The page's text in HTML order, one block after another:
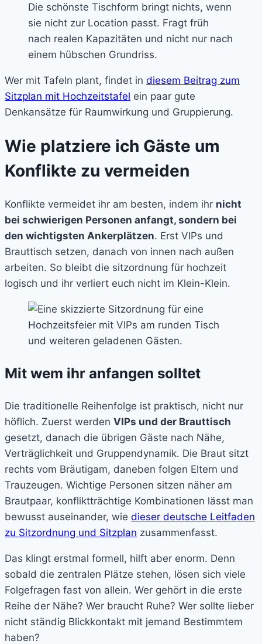
Die schönste Tischform bringt nichts, wenn
sie nicht zur Location passt. Fragt früh
nach realen Kapazitäten und nicht nur nach
einem hübschen Grundriss.
Wer mit Tafeln plant, findet in diesem Beitrag zum
Sitzplan mit Hochzeitstafel ein paar gute
Denkansätze für Raumwirkung und Gruppierung.
Wie platziere ich Gäste um
Konflikte zu vermeiden
Konflikte vermeidet ihr am besten, indem ihr nicht
bei schwierigen Personen anfangt, sondern bei
den wichtigsten Ankerplätzen. Erst VIPs und
Brauttisch setzen, danach von innen nach außen
arbeiten. So bleibt die sitzordnung für hochzeit
logisch und ihr verliert euch nicht im Klein-Klein.
Mit wem ihr anfangen solltet
Die traditionelle Reihenfolge ist praktisch, nicht nur
höflich. Zuerst werden VIPs und der Brauttisch
gesetzt, danach die übrigen Gäste nach Nähe,
Verträglichkeit und Gruppendynamik. Die Braut sitzt
rechts vom Bräutigam, daneben folgen Eltern und
Trauzeugen. Wichtige Personen sitzen näher am
Brautpaar, konfliktträchtige Kombinationen lässt man
bewusst auseinander, wie dieser deutsche Leitfaden
zu Sitzordnung und Sitzplan zusammenfasst.
Das klingt erstmal formell, hilft aber enorm. Denn
sobald die zentralen Plätze stehen, lösen sich viele
Folgefragen fast von allein. Wer gehört in die erste
Reihe der Nähe? Wer braucht Ruhe? Wer sollte lieber
nicht ständig Blickkontakt mit jemand Bestimmtem
haben?